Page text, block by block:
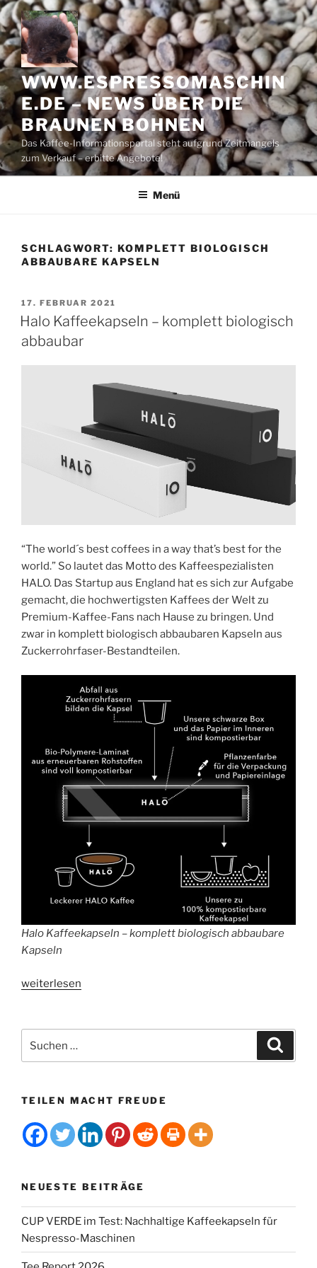
Zum
Inhalt
springen
WWW.ESPRESSOMASCHIN
E.DE – NEWS ÜBER DIE
BRAUNEN BOHNEN
Das Kaffee-Informationsportal steht aufgrund Zeitmangels
zum Verkauf – erbitte Angebote!
Menü
SCHLAGWORT: KOMPLETT BIOLOGISCH
ABBAUBARE KAPSELN
VERÖFFENTLICHT
AM
17. FEBRUAR 2021
Halo Kaffeekapseln – komplett biologisch
abbaubar
“The world´s best coffees in a way that’s best for the
world.” So lautet das Motto des Kaffeespezialisten
HALO. Das Startup aus England hat es sich zur Aufgabe
gemacht, die hochwertigsten Kaffees der Welt zu
Premium-Kaffee-Fans nach Hause zu bringen. Und
zwar in komplett biologisch abbaubaren Kapseln aus
Zuckerrohrfaser-Bestandteilen.
Halo Kaffeekapseln – komplett biologisch abbaubare
Kapseln
„Halo
komplett
biologisch
weiterlesen
nach:
TEILEN MACHT FREUDE
NEUESTE BEITRÄGE
CUP VERDE im Test: Nachhaltige Kaffeekapseln für
Nespresso-Maschinen